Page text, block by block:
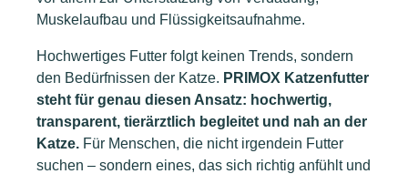
Muskelaufbau und Flüssigkeitsaufnahme.
Hochwertiges Futter folgt keinen Trends, sondern
den Bedürfnissen der Katze. PRIMOX Katzenfutter
steht für genau diesen Ansatz: hochwertig,
transparent, tierärztlich begleitet und nah an der
Katze. Für Menschen, die nicht irgendein Futter
suchen – sondern eines, das sich richtig anfühlt und